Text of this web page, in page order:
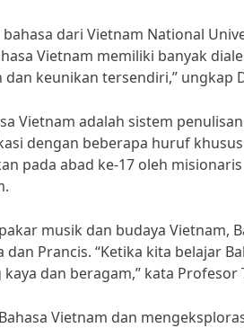
dari Vietnam National
Vietnam memiliki banyak
keunikan tersendiri,” ungkap
Vietnam adalah sistem
dengan beberapa huruf
pada abad ke-17 oleh
musik dan budaya Vietnam,
Prancis. “Ketika kita belajar
dan beragam,” kata Profesor
Vietnam dan